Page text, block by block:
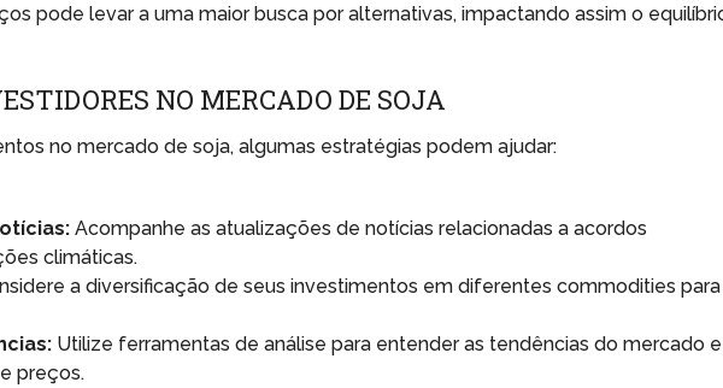
pode levar a uma maior busca por alternativas, impactando assim o
NO MERCADO DE SOJA
no mercado de soja, algumas estratégias podem ajudar:
Acompanhe as atualizações de notícias relacionadas a acordos
climáticas.
a diversificação de seus investimentos em diferentes commodities para
Utilize ferramentas de análise para entender as tendências do mercado e
preços.